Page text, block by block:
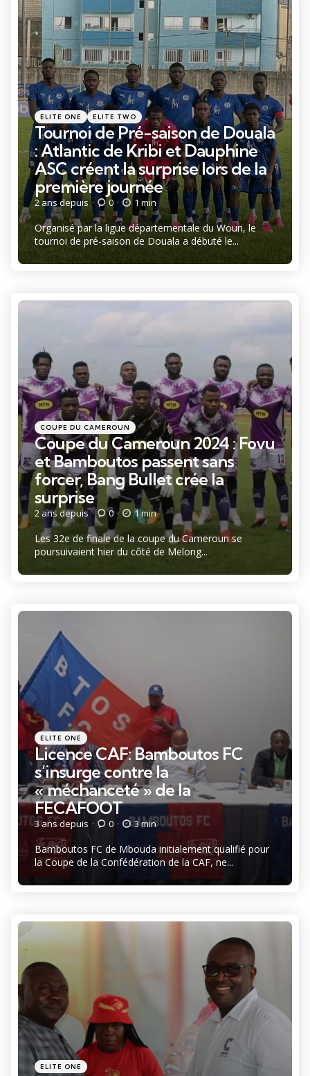
Catégories
Posté
dans
ELITE ONE ELITE TWO
Tournoi de Pré-saison de Douala
: Atlantic de Kribi et Dauphine
ASC créent la surprise lors de la
première journée
2 ans depuis 0 1 min
Organisé par la ligue départementale du Wouri, le
tournoi de pré-saison de Douala a débuté le...
Catégories
Posté
dans
COUPE DU CAMEROUN
Coupe du Cameroun 2024 : Fovu
et Bamboutos passent sans
forcer, Bang Bullet crée la
surprise
2 ans depuis 0 1 min
Les 32e de finale de la coupe du Cameroun se
poursuivaient hier du côté de Melong...
Catégories
Posté
dans
ELITE ONE
Licence CAF: Bamboutos FC
s’insurge contre la
« méchanceté » de la
FECAFOOT
3 ans depuis 0 3 min
Bamboutos FC de Mbouda initialement qualifié pour
la Coupe de la Confédération de la CAF, ne...
Catégories
Posté
ELITE ONE